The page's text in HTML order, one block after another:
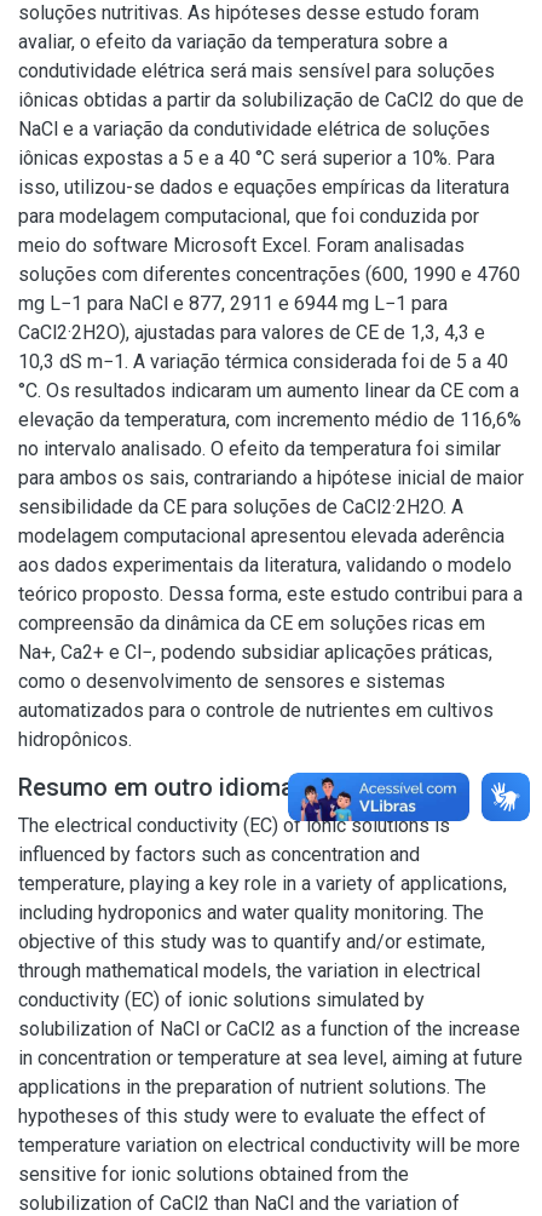
soluções nutritivas. As hipóteses desse estudo foram
avaliar, o efeito da variação da temperatura sobre a
condutividade elétrica será mais sensível para soluções
iônicas obtidas a partir da solubilização de CaCl2 do que de
NaCl e a variação da condutividade elétrica de soluções
iônicas expostas a 5 e a 40 °C será superior a 10%. Para
isso, utilizou-se dados e equações empíricas da literatura
para modelagem computacional, que foi conduzida por
meio do software Microsoft Excel. Foram analisadas
soluções com diferentes concentrações (600, 1990 e 4760
mg L−1 para NaCl e 877, 2911 e 6944 mg L−1 para
CaCl2·2H2O), ajustadas para valores de CE de 1,3, 4,3 e
10,3 dS m−1. A variação térmica considerada foi de 5 a 40
°C. Os resultados indicaram um aumento linear da CE com a
elevação da temperatura, com incremento médio de 116,6%
no intervalo analisado. O efeito da temperatura foi similar
para ambos os sais, contrariando a hipótese inicial de maior
sensibilidade da CE para soluções de CaCl2·2H2O. A
modelagem computacional apresentou elevada aderência
aos dados experimentais da literatura, validando o modelo
teórico proposto. Dessa forma, este estudo contribui para a
compreensão da dinâmica da CE em soluções ricas em
Na+, Ca2+ e Cl−, podendo subsidiar aplicações práticas,
como o desenvolvimento de sensores e sistemas
automatizados para o controle de nutrientes em cultivos
hidropônicos.
Resumo em outro idioma
The electrical conductivity (EC) of ionic solutions is
influenced by factors such as concentration and
temperature, playing a key role in a variety of applications,
including hydroponics and water quality monitoring. The
objective of this study was to quantify and/or estimate,
through mathematical models, the variation in electrical
conductivity (EC) of ionic solutions simulated by
solubilization of NaCl or CaCl2 as a function of the increase
in concentration or temperature at sea level, aiming at future
applications in the preparation of nutrient solutions. The
hypotheses of this study were to evaluate the effect of
temperature variation on electrical conductivity will be more
sensitive for ionic solutions obtained from the
solubilization of CaCl2 than NaCl and the variation of